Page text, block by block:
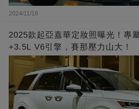
2024/11/18
2025款起亞嘉華定妝照曝光！專
+3.5L V6引擎，賽那壓力山大！